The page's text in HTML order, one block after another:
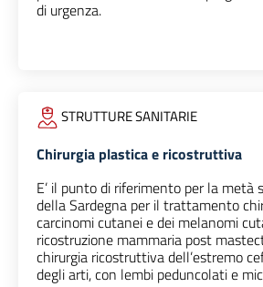
di urgenza.
STRUTTURE SANITARIE
Chirurgia plastica e ricostruttiva
E’ il punto di riferimento per la
della Sardegna per il trattamento
carcinomi cutanei e dei melanomi
ricostruzione mammaria post
chirurgia ricostruttiva dell’estremo
degli arti, con lembi peduncolati e